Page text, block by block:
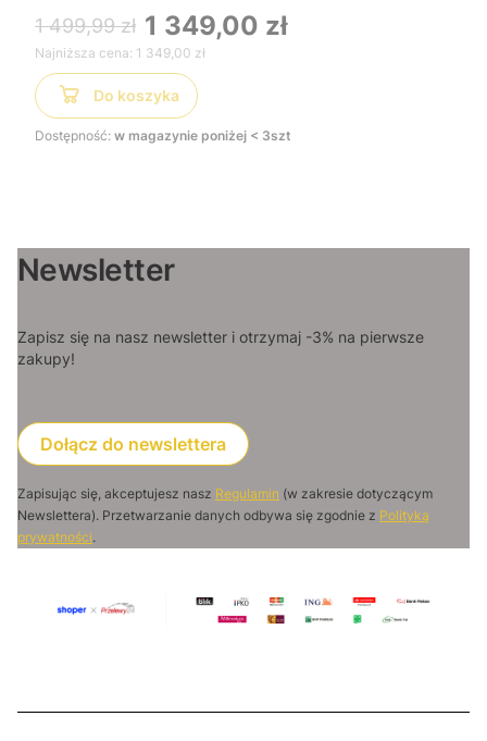
wygodna i łatwa w uruchomieniu, idealna do
dużych trawników
1 499,99 zł 1 349,00 zł
Najniższa cena: 1 349,00 zł
Do koszyka
Dostępność: w magazynie poniżej < 3szt
Newsletter
Zapisz się na nasz newsletter i otrzymaj -3% na pierwsze
zakupy!
Dołącz do newslettera
Zapisując się, akceptujesz nasz Regulamin (w zakresie dotyczącym
Newslettera). Przetwarzanie danych odbywa się zgodnie z Polityką
prywatności.